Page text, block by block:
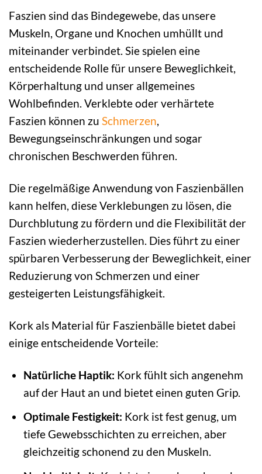
Faszien sind das Bindegewebe, das unsere
Muskeln, Organe und Knochen umhüllt und
miteinander verbindet. Sie spielen eine
entscheidende Rolle für unsere Beweglichkeit,
Körperhaltung und unser allgemeines
Wohlbefinden. Verklebte oder verhärtete
Faszien können zu Schmerzen,
Bewegungseinschränkungen und sogar
chronischen Beschwerden führen.
Die regelmäßige Anwendung von Faszienbällen
kann helfen, diese Verklebungen zu lösen, die
Durchblutung zu fördern und die Flexibilität der
Faszien wiederherzustellen. Dies führt zu einer
spürbaren Verbesserung der Beweglichkeit, einer
Reduzierung von Schmerzen und einer
gesteigerten Leistungsfähigkeit.
Kork als Material für Faszienbälle bietet dabei
einige entscheidende Vorteile:
Natürliche Haptik: Kork fühlt sich angenehm
auf der Haut an und bietet einen guten Grip.
Optimale Festigkeit: Kork ist fest genug, um
tiefe Gewebsschichten zu erreichen, aber
gleichzeitig schonend zu den Muskeln.